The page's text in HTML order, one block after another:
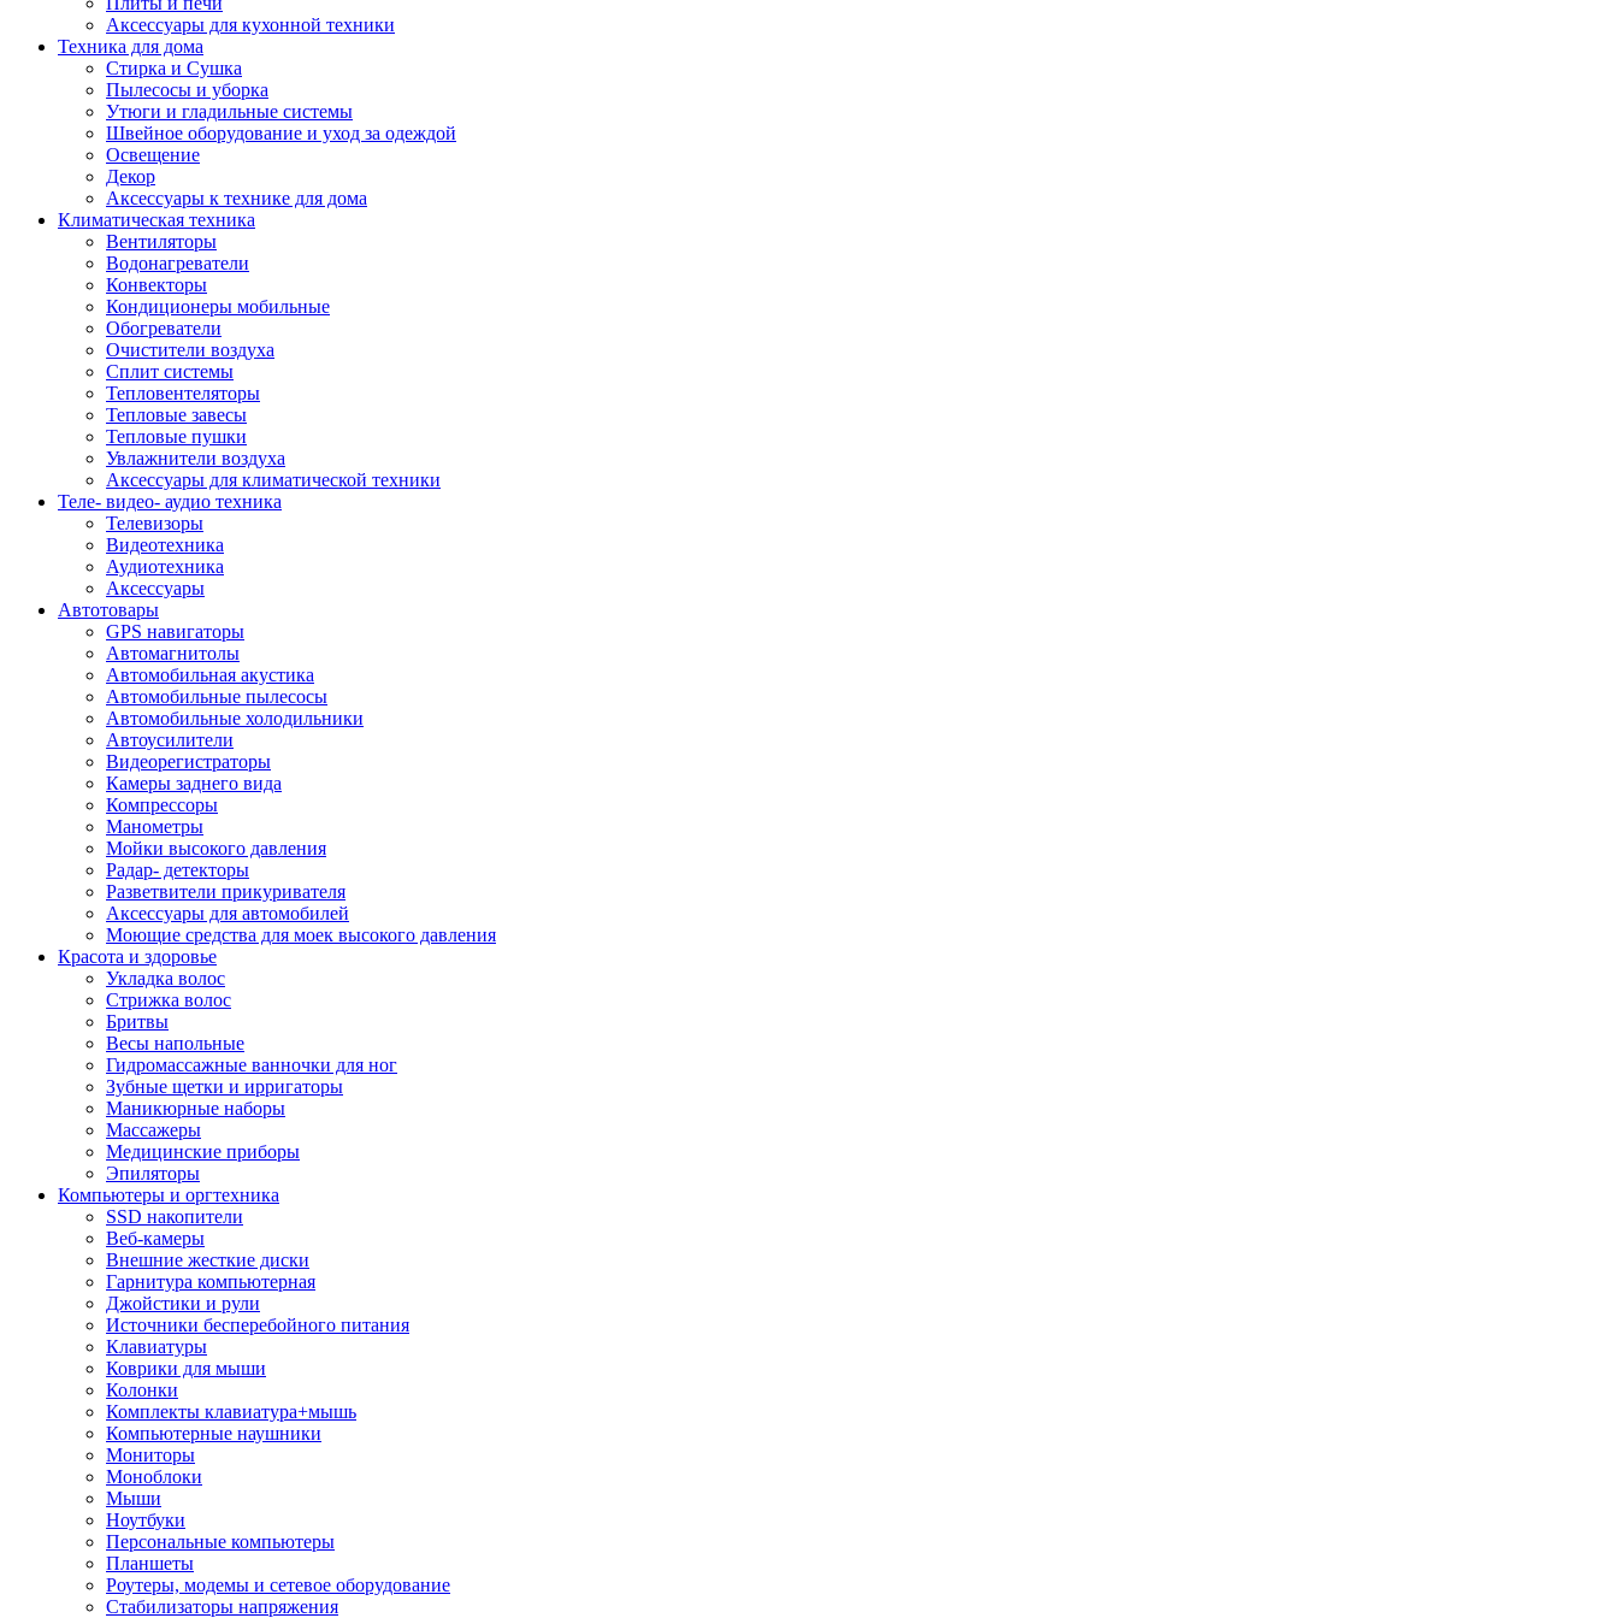
Аксессуары для кухонной техники
Техника для дома
Стирка и Сушка
Пылесосы и уборка
Утюги и гладильные системы
Швейное оборудование и уход за одеждой
Освещение
Декор
Аксессуары к технике для дома
Климатическая техника
Вентиляторы
Водонагреватели
Конвекторы
Кондиционеры мобильные
Обогреватели
Очистители воздуха
Сплит системы
Тепловентеляторы
Тепловые завесы
Тепловые пушки
Увлажнители воздуха
Аксессуары для климатической техники
Теле- видео- аудио техника
Телевизоры
Видеотехника
Аудиотехника
Аксессуары
Автотовары
GPS навигаторы
Автомагнитолы
Автомобильная акустика
Автомобильные пылесосы
Автомобильные холодильники
Автоусилители
Видеорегистраторы
Камеры заднего вида
Компрессоры
Манометры
Мойки высокого давления
Радар- детекторы
Разветвители прикуривателя
Аксессуары для автомобилей
Моющие средства для моек высокого давления
Красота и здоровье
Укладка волос
Стрижка волос
Бритвы
Весы напольные
Гидромассажные ванночки для ног
Зубные щетки и ирригаторы
Маникюрные наборы
Массажеры
Медицинские приборы
Эпиляторы
Компьютеры и оргтехника
SSD накопители
Веб-камеры
Внешние жесткие диски
Гарнитура компьютерная
Джойстики и рули
Источники бесперебойного питания
Клавиатуры
Коврики для мыши
Колонки
Комплекты клавиатура+мышь
Компьютерные наушники
Мониторы
Моноблоки
Мыши
Ноутбуки
Персональные компьютеры
Планшеты
Роутеры, модемы и сетевое оборудование
Стабилизаторы напряжения